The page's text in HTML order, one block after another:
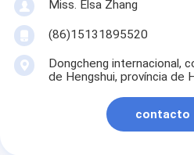
Miss. Elsa Zhang
(86)15131895520
Dongcheng internacional,
de Hengshui, província de
contacto